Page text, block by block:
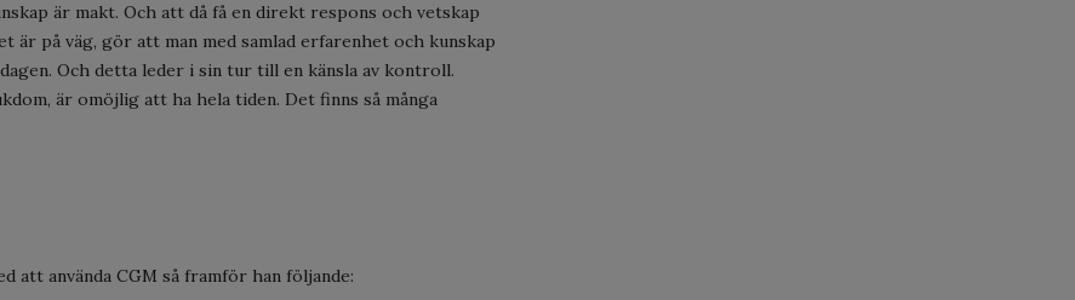
är makt. Och att då få en direkt respons och vetskap
är på väg, gör att man med samlad erfarenhet och kunskap
Och detta leder i sin tur till en känsla av kontroll.
är omöjlig att ha hela tiden. Det finns så många
att använda CGM så framför han följande: